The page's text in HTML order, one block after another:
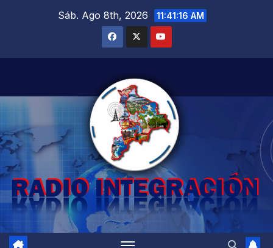
Sáb. Ago 8th, 2026 11:41:18 AM